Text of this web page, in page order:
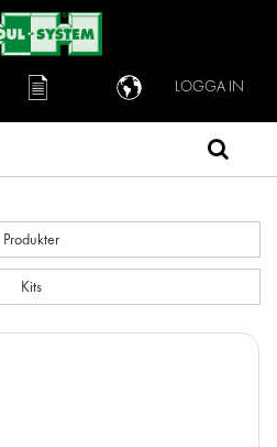
LOGGA IN
Produkter
Kits